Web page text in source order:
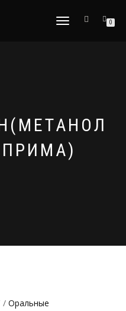
ПЕРЕКЛЮЧИТЬ
0
/ Оральные